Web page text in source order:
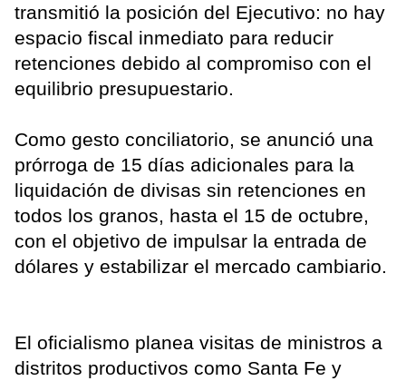
transmitió la posición del Ejecutivo: no hay
espacio fiscal inmediato para reducir
retenciones debido al compromiso con el
equilibrio presupuestario.
Como gesto conciliatorio, se anunció una
prórroga de 15 días adicionales para la
liquidación de divisas sin retenciones en
todos los granos, hasta el 15 de octubre,
con el objetivo de impulsar la entrada de
dólares y estabilizar el mercado cambiario.
El oficialismo planea visitas de ministros a
distritos productivos como Santa Fe y